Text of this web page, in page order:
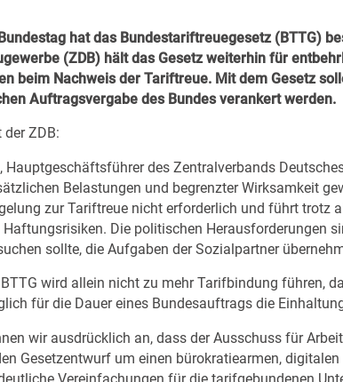
hat das Bundestariftreuegesetz (BTTG)
(ZDB) hält das Gesetz weiterhin für
beim Nachweis der Tariftreue. Mit dem Gesetz
Auftragsvergabe des Bundes verankert werden.
der ZDB:
Hauptgeschäftsführer des Zentralverbands
Belastungen und begrenzter Wirksamkeit
zur Tariftreue nicht erforderlich und führt trotz
Haftungsrisiken. Die politischen Herausforderungen
sollte, die Aufgaben der Sozialpartner
wird allein nicht zu mehr Tarifbindung führen,
für die Dauer eines Bundesauftrags die
wir ausdrücklich an, dass der Ausschuss für
Gesetzentwurf um einen bürokratiearmen,